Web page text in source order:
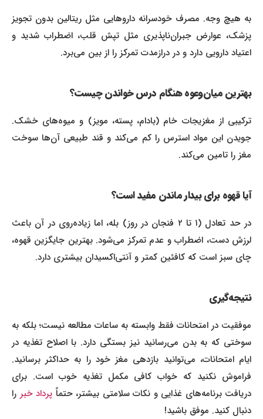
به هیچ وجه. مصرف خودسرانه داروهایی مثل ریتالین بدون تجویز
پزشک، عوارض جبران‌ناپذیری مثل تپش قلب، اضطراب شدید و
اعتیاد دارویی دارد و در درازمدت تمرکز را از بین می‌برد.
بهترین میان‌وعوه هنگام درس خواندن چیست؟
ترکیبی از مغزیجات خام (بادام، پسته، مویز) و میوه‌های خشک.
جویدن این مواد استرس را کم می‌کند و قند طبیعی آن‌ها سوخت
مغز را تامین می‌کند.
آیا قهوه برای بیدار ماندن مفید است؟
در حد تعادل (۱ تا ۲ فنجان در روز) بله، اما زیاده‌روی در آن باعث
لرزش دست، اضطراب و عدم تمرکز می‌شود. بهترین جایگزین قهوه،
چای سبز است که کافئین کمتر و آنتی‌اکسیدان بیشتری دارد.
نتیجه‌گیری
موفقیت در امتحانات فقط وابسته به ساعات مطالعه نیست؛ بلکه به
سوختی که به بدن می‌رسانید نیز بستگی دارد. با اصلاح تغذیه در
ایام امتحانات، می‌توانید بازدهی مغز خود را به حداکثر برسانید.
فراموش نکنید که خواب کافی مکمل تغذیه خوب است. برای
دریافت برنامه‌های غذایی و نکات سلامتی بیشتر، حتماًپرداد خبررا
دنبال کنید. موفق باشید!